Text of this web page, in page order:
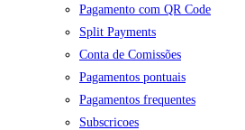
Pagamento com QR Code
Split Payments
Conta de Comissões
Pagamentos pontuais
Pagamentos frequentes
Subscricoes